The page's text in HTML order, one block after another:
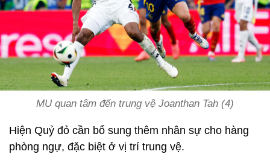
MU quan tâm đến trung vệ Joanthan Tah (4)
Hiện Quỷ đỏ cần bổ sung thêm nhân sự cho hàng
phòng ngự, đặc biệt ở vị trí trung vệ.